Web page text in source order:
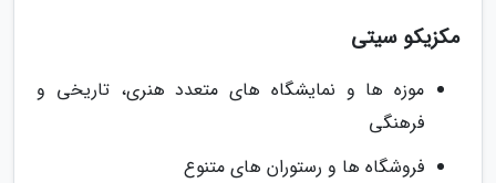
مکزیکو سیتی
موزه ها و نمایشگاه های متعدد هنری، تاریخی و
فرهنگی
فروشگاه ها و رستوران های متنوع